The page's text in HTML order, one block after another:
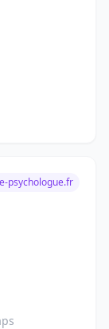
psychologue.fr